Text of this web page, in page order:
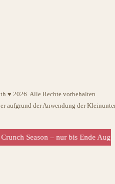
♥ 2026. Alle Rechte vorbehalten.
aufgrund der Anwendung der
Season – nur bis Ende August